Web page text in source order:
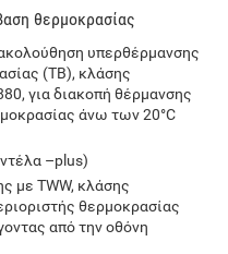
θερμοκρασίας
υπερθέρμανσης
(TB), κλάσης
για διακοπή θέρμανσης
άνω των 20°C
–plus)
με TWW, κλάσης
θερμοκρασίας
από την οθόνη